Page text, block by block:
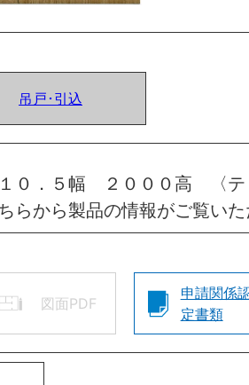
吊戸･引込
．５幅 ２０００高 〈
から製品の情報がご覧い
図面PDF
申請関係
定書類